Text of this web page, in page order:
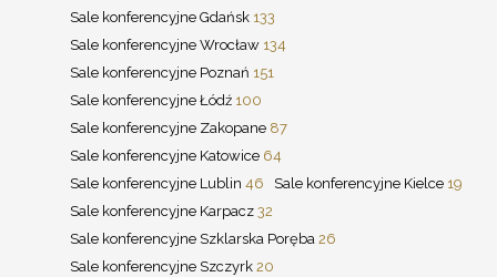
Sale konferencyjne Gdańsk 133
Sale konferencyjne Wrocław 134
Sale konferencyjne Poznań 151
Sale konferencyjne Łódź 100
Sale konferencyjne Zakopane 87
Sale konferencyjne Katowice 64
Sale konferencyjne Lublin 46 Sale konferencyjne Kielce 19
Sale konferencyjne Karpacz 32
Sale konferencyjne Szklarska Poręba 26
Sale konferencyjne Szczyrk 20